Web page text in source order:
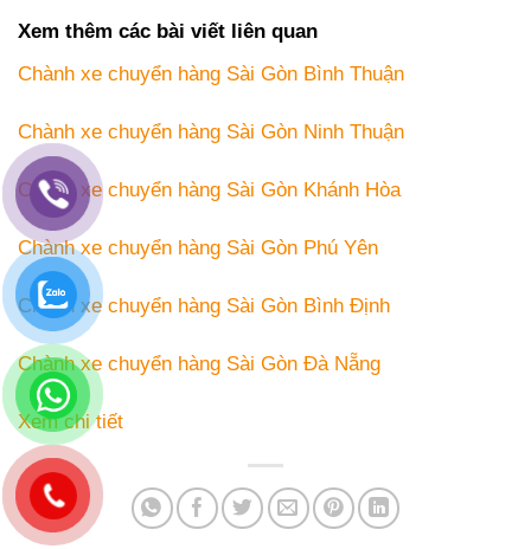
Xem thêm các bài viết liên quan
Chành xe chuyển hàng Sài Gòn Bình Thuận
Chành xe chuyển hàng Sài Gòn Ninh Thuận
Chành xe chuyển hàng Sài Gòn Khánh Hòa
Chành xe chuyển hàng Sài Gòn Phú Yên
Chành xe chuyển hàng Sài Gòn Bình Định
Chành xe chuyển hàng Sài Gòn Đà Nẵng
Xem chi tiết